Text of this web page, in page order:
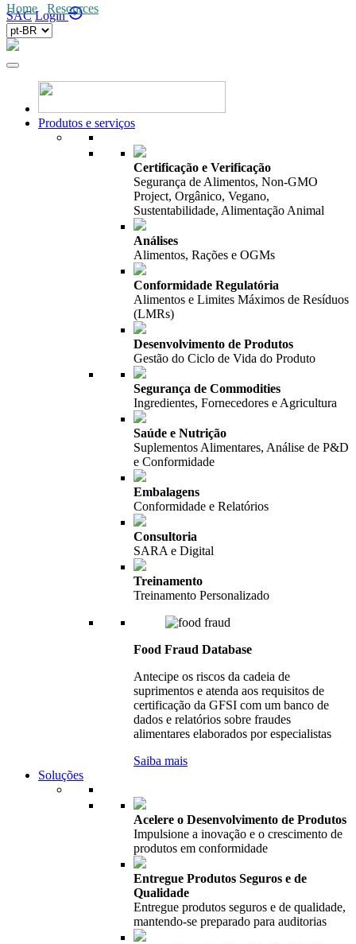
SAC Login
Produtos e serviços
Certificação e Verificação
Segurança de Alimentos, Non-GMO
Project, Orgânico, Vegano,
Sustentabilidade, Alimentação Animal
Análises
Alimentos, Rações e OGMs
Conformidade Regulatória
Alimentos e Limites Máximos de Resíduos
(LMRs)
Desenvolvimento de Produtos
Gestão do Ciclo de Vida do Produto
Segurança de Commodities
Ingredientes, Fornecedores e Agricultura
Saúde e Nutrição
Suplementos Alimentares, Análise de P&D
e Conformidade
Embalagens
Conformidade e Relatórios
Consultoria
SARA e Digital
Treinamento
Treinamento Personalizado
Food Fraud Database
Antecipe os riscos da cadeia de
suprimentos e atenda aos requisitos de
certificação da GFSI com um banco de
dados e relatórios sobre fraudes
alimentares elaborados por especialistas
Saiba mais
Soluções
Acelere o Desenvolvimento de Produtos
Impulsione a inovação e o crescimento de
produtos em conformidade
Entregue Produtos Seguros e de
Qualidade
Entregue produtos seguros e de qualidade,
mantendo-se preparado para auditorias
Home/ Resources /